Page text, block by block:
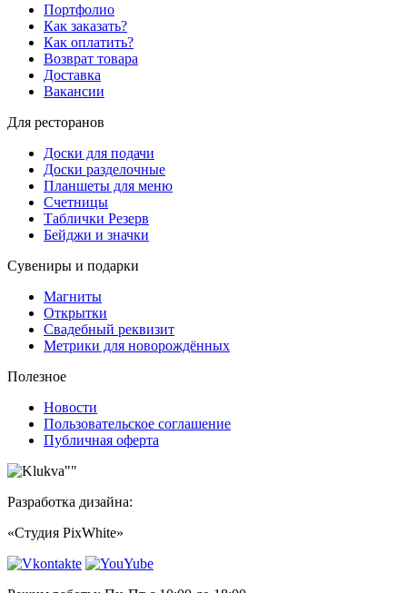
Портфолио
Как заказать?
Как оплатить?
Возврат товара
Доставка
Вакансии
Для ресторанов
Доски для подачи
Доски разделочные
Планшеты для меню
Счетницы
Таблички Резерв
Бейджи и значки
Сувениры и подарки
Магниты
Открытки
Свадебный реквизит
Метрики для новорождённых
Полезное
Новости
Пользовательское соглашение
Публичная оферта
Разработка дизайна:
«Студия PixWhite»